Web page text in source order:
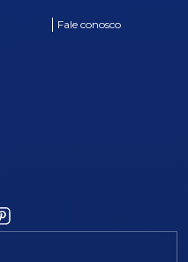
Fale conosco